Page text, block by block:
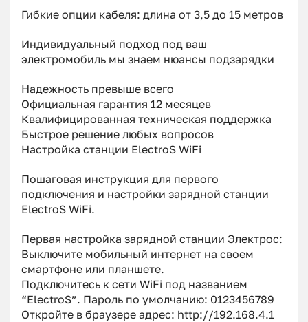
Гибкие опции кабеля: длина от 3,5 до 15 метров
Индивидуальный подход под ваш
электромобиль мы знаем нюансы подзарядки
Надежность превыше всего
Официальная гарантия 12 месяцев
Квалифицированная техническая поддержка
Быстрое решение любых вопросов
Настройка станции ElectroS WiFi
Пошаговая инструкция для первого
подключения и настройки зарядной станции
ElectroS WiFi.
Первая настройка зарядной станции Электрос:
Выключите мобильный интернет на своем
смартфоне или планшете.
Подключитесь к сети WiFi под названием
“ElectroS”. Пароль по умолчанию: 0123456789
Откройте в браузере адрес: http://192.168.4.1